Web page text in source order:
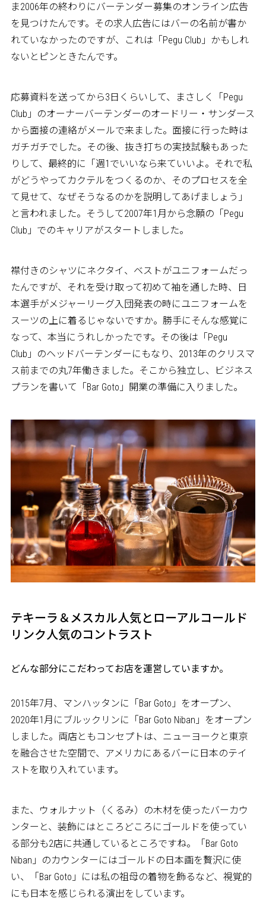
ま2006年の終わりにバーテンダー募集のオンライン広告
を見つけたんです。その求人広告にはバーの名前が書か
れていなかったのですが、これは「Pegu Club」かもしれ
ないとピンときたんです。
応募資料を送ってから3日くらいして、まさしく「Pegu
Club」のオーナーバーテンダーのオードリー・サンダース
から面接の連絡がメールで来ました。面接に行った時は
ガチガチでした。その後、抜き打ちの実技試験もあった
りして、最終的に「週1でいいなら来ていいよ。それで私
がどうやってカクテルをつくるのか、そのプロセスを全
て見せて、なぜそうなるのかを説明してあげましょう」
と言われました。そうして2007年1月から念願の「Pegu
Club」でのキャリアがスタートしました。
襟付きのシャツにネクタイ、ベストがユニフォームだっ
たんですが、それを受け取って初めて袖を通した時、日
本選手がメジャーリーグ入団発表の時にユニフォームを
スーツの上に着るじゃないですか。勝手にそんな感覚に
なって、本当にうれしかったです。その後は「Pegu
Club」のヘッドバーテンダーにもなり、2013年のクリスマ
ス前までの丸7年働きました。そこから独立し、ビジネス
プランを書いて「Bar Goto」開業の準備に入りました。
テキーラ＆メスカル人気とローアルコールド
リンク人気のコントラスト
――どんな部分にこだわってお店を運営していますか。
2015年7月、マンハッタンに「Bar Goto」をオープン、
2020年1月にブルックリンに「Bar Goto Niban」をオープン
しました。両店ともコンセプトは、ニューヨークと東京
を融合させた空間で、アメリカにあるバーに日本のテイ
ストを取り入れています。
また、ウォルナット（くるみ）の木材を使ったバーカウ
ンターと、装飾にはところどころにゴールドを使ってい
る部分も2店に共通しているところですね。「Bar Goto
Niban」のカウンターにはゴールドの日本画を贅沢に使
い、「Bar Goto」には私の祖母の着物を飾るなど、視覚的
にも日本を感じられる演出をしています。